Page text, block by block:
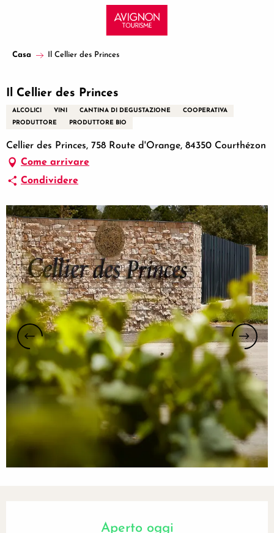
principal
Casa Il Cellier des Princes
Il Cellier des Princes
ALCOLICI VINI CANTINA DI DEGUSTAZIONE
COOPERATIVA
PRODUTTORE
PRODUTTORE BIO
Cellier des Princes, 758 Route d'Orange, 84350 Courthézon
Come arrivare
Condividere
Aperto oggi